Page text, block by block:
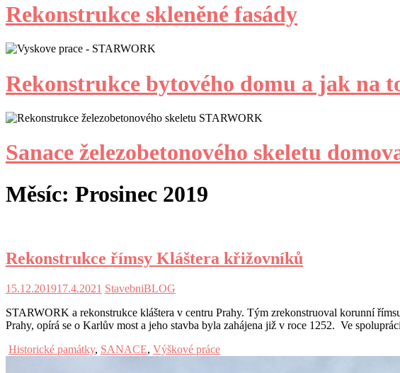
Rekonstrukce skleněné fasády
Rekonstrukce bytového domu a jak na
Sanace železobetonového skeletu
Měsíc: Prosinec 2019
Rekonstrukce římsy Kláštera křižovníků
15.12.201917.4.2021 StavebniBLOG
STARWORK a rekonstrukce kláštera v centru Prahy. Tým zrekonstruoval korunní
Prahy, opírá se o Karlův most a jeho stavba byla zahájena již v roce 1252. Ve
Historické památky, SANACE, Výškové práce